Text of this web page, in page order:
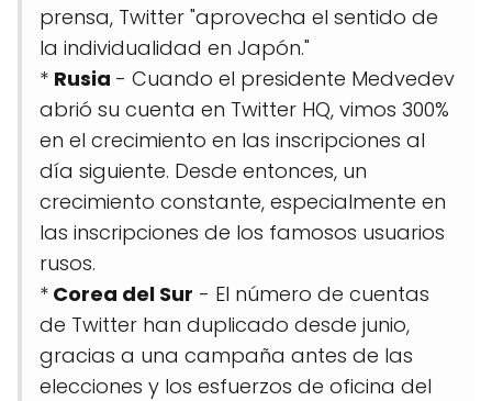
prensa, Twitter "aprovecha el sentido de
la individualidad en Japón."
* Rusia - Cuando el presidente Medvedev
abrió su cuenta en Twitter HQ, vimos 300%
en el crecimiento en las inscripciones al
día siguiente. Desde entonces, un
crecimiento constante, especialmente en
las inscripciones de los famosos usuarios
rusos.
* Corea del Sur - El número de cuentas
de Twitter han duplicado desde junio,
gracias a una campaña antes de las
elecciones y los esfuerzos de oficina del